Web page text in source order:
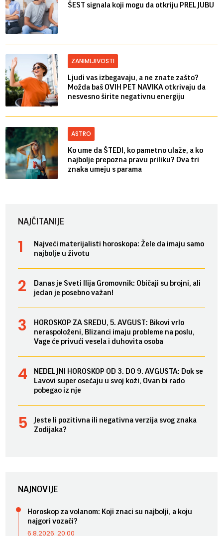
ŠEST signala koji mogu da otkriju PRELJUBU
ZANIMLJIVOSTI
Ljudi vas izbegavaju, a ne znate zašto?
Možda baš OVIH PET NAVIKA otkrivaju da
nesvesno širite negativnu energiju
ASTRO
Ko ume da ŠTEDI, ko pametno ulaže, a ko
najbolje prepozna pravu priliku? Ova tri
znaka umeju s parama
NAJČITANIJE
Najveći materijalisti horoskopa: Žele da imaju samo
najbolje u životu
Danas je Sveti Ilija Gromovnik: Običaji su brojni, ali
jedan je posebno važan!
HOROSKOP ZA SREDU, 5. AVGUST: Bikovi vrlo
neraspoloženi, Blizanci imaju probleme na poslu,
Vage će privući vesela i duhovita osoba
NEDELJNI HOROSKOP OD 3. DO 9. AVGUSTA: Dok se
Lavovi super osećaju u svoj koži, Ovan bi rado
pobegao iz nje
Jeste li pozitivna ili negativna verzija svog znaka
Zodijaka?
NAJNOVIJE
Horoskop za volanom: Koji znaci su najbolji, a koju
najgori vozači?
6.8.2026. 20:00